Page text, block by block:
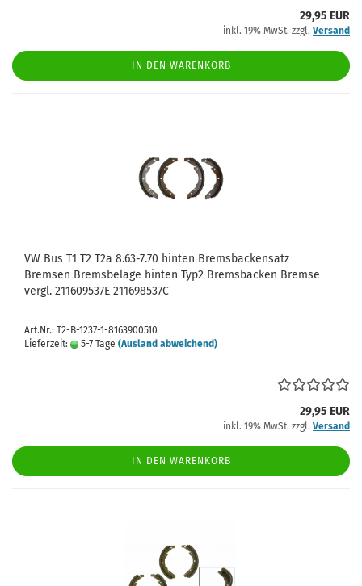
29,95 EUR
inkl. 19% MwSt. zzgl. Versand
IN DEN WARENKORB
VW Bus T1 T2 T2a 8.63-7.70 hinten Bremsbackensatz
Bremsen Bremsbeläge hinten Typ2 Bremsbacken Bremse
vergl. 211609537E 211698537C
Art.Nr.: T2-B-1237-1-8163900510
Lieferzeit:
5-7 Tage (Ausland abweichend)
29,95 EUR
inkl. 19% MwSt. zzgl. Versand
IN DEN WARENKORB